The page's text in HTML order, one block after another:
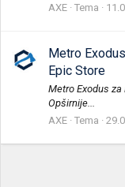
AXE Tema
Metro
Epic Store
Metro Exodus za
Opširnije...
AXE Tema